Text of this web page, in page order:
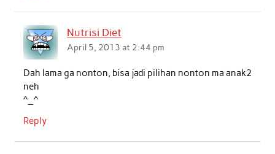
Nutrisi Diet
April 5, 2013 at 2:44 pm
Dah lama ga nonton, bisa jadi pilihan nonton ma anak2
neh
^_^
Reply